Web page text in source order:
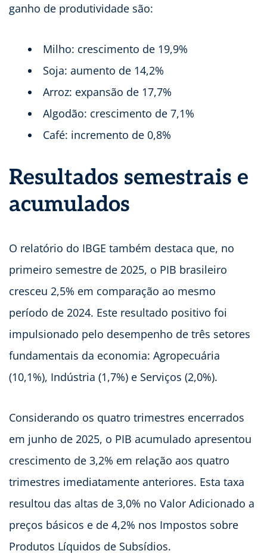
ganho de produtividade são:
Milho: crescimento de 19,9%
Soja: aumento de 14,2%
Arroz: expansão de 17,7%
Algodão: crescimento de 7,1%
Café: incremento de 0,8%
Resultados semestrais e
acumulados
O relatório do IBGE também destaca que, no
primeiro semestre de 2025, o PIB brasileiro
cresceu 2,5% em comparação ao mesmo
período de 2024. Este resultado positivo foi
impulsionado pelo desempenho de três setores
fundamentais da economia: Agropecuária
(10,1%), Indústria (1,7%) e Serviços (2,0%).
Considerando os quatro trimestres encerrados
em junho de 2025, o PIB acumulado apresentou
crescimento de 3,2% em relação aos quatro
trimestres imediatamente anteriores. Esta taxa
resultou das altas de 3,0% no Valor Adicionado a
preços básicos e de 4,2% nos Impostos sobre
Produtos Líquidos de Subsídios.